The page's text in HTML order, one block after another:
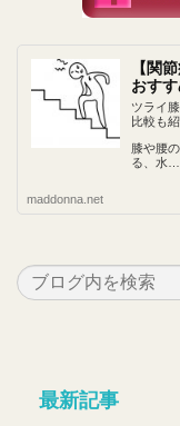
【関
おす
ツライ
比較も
膝や腰
る、水…
maddonna.net
最新記事